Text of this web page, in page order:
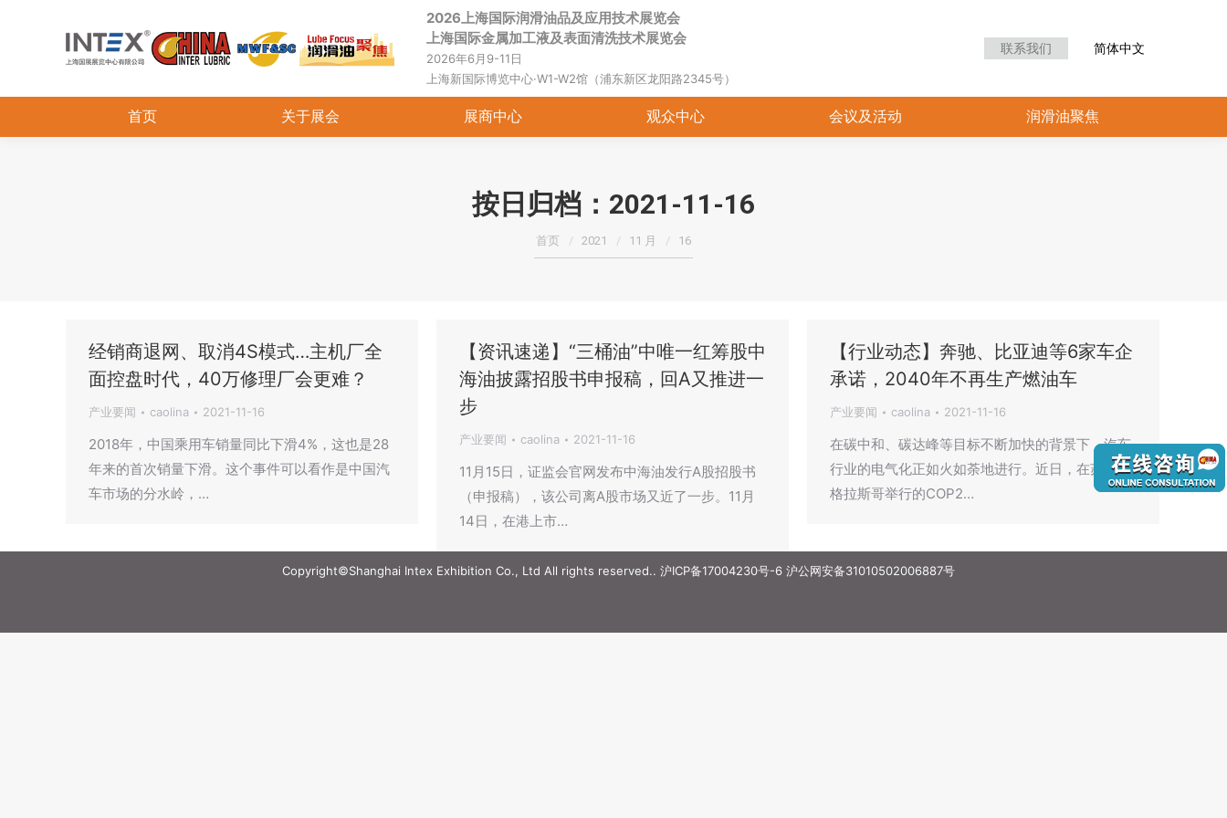
2026上海国际润滑油品及应用技术展览会
上海国际金属加工液及表面清洗技术展览会
2026年6月9-11日
上海新国际博览中心·W1-W2馆（浦东新区龙阳路2345号）
联系我们 简体中文
首页 关于展会 展商中心 观众中心 会议及活动 润滑油聚焦
按日归档： 2021-11-16
您在这里：
首页 2021 11 月 16
经销商退网、取消4S模式…主机厂全
面控盘时代，40万修理厂会更难？
产业要闻 caolina 2021-11-16
2018年，中国乘用车销量同比下滑4%，这也是28
年来的首次销量下滑。这个事件可以看作是中国汽
车市场的分水岭，…
【资讯速递】“三桶油”中唯一红筹股中
海油披露招股书申报稿，回A又推进一
步
产业要闻 caolina 2021-11-16
11月15日，证监会官网发布中海油发行A股招股书
（申报稿），该公司离A股市场又近了一步。11月
14日，在港上市…
【行业动态】奔驰、比亚迪等6家车企
承诺，2040年不再生产燃油车
产业要闻 caolina 2021-11-16
在碳中和、碳达峰等目标不断加快的背景下，汽车
行业的电气化正如火如荼地进行。近日，在苏格兰
格拉斯哥举行的COP2…
Copyright©Shanghai Intex Exhibition Co., Ltd All rights reserved.. 沪ICP备17004230号-6沪公网安备31010502006887号
首页 关于展会 展商中心